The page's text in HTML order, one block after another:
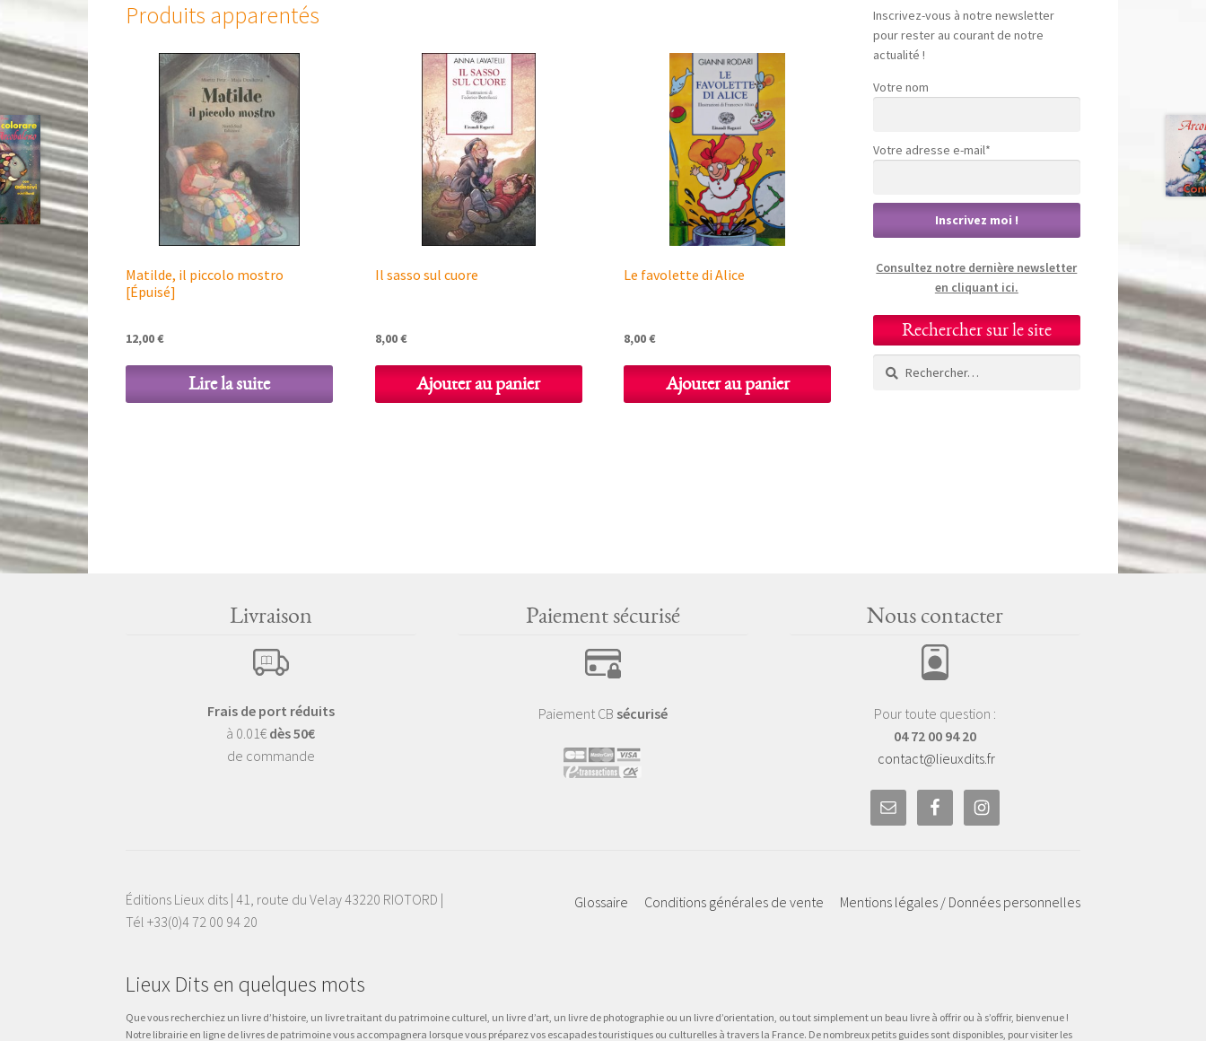
Produits apparentés
Matilde, il piccolo mostro
[Épuisé]
12,00€
Lire la suite
Il sasso sul cuore
8,00€
Ajouter au panier
Le favolette di Alice
8,00€
Ajouter au panier
Inscrivez-vous à notre newsletter
pour rester au courant de notre
actualité !
Votre nom
Votre adresse e-mail*
Consultez notre dernière newsletter
en cliquant ici.
Rechercher sur le site
Rechercher :
Livraison
Frais de port réduits
à 0.01€ dès 50€
de commande
Paiement sécurisé
Paiement CB sécurisé
Nous contacter
Pour toute question :
04 72 00 94 20
contact@lieuxdits.fr
Glossaire Conditions générales de vente Mentions légales / Données personnelles
Éditions Lieux dits | 41, route du Velay 43220 RIOTORD |
Tél +33(0)4 72 00 94 20
Lieux Dits en quelques mots
Que vous recherchiez un livre d’histoire, un livre traitant du patrimoine culturel, un livre d’art, un livre de photographie ou un livre d’orientation, ou tout simplement un beau livre à offrir ou à s’offrir, bienvenue !
Notre librairie en ligne de livres de patrimoine vous accompagnera lorsque vous préparez vos escapades touristiques ou culturelles à travers la France. De nombreux petits guides sont disponibles, pour visiter les